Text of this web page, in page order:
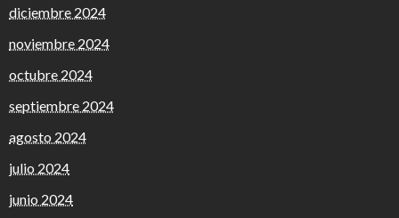
diciembre 2024
noviembre 2024
octubre 2024
septiembre 2024
agosto 2024
julio 2024
junio 2024